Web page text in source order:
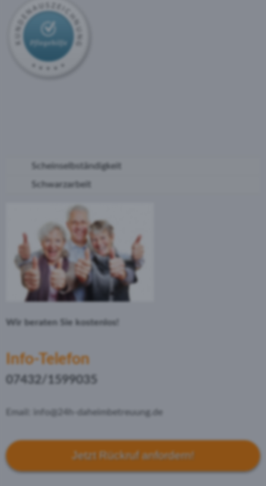
Scheinselbständigkeit
Schwarzarbeit
Wir beraten Sie kostenlos!
Info-Telefon
07432/1599035
Email: info@24h-daheimbetreuung.de
Jetzt Rückruf anfordern!